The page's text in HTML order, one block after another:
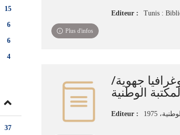
Editeur : Tunis :
Plus d'infos
جهوية/
الوطنية
Editeur : 1975
15
6
6
4
37